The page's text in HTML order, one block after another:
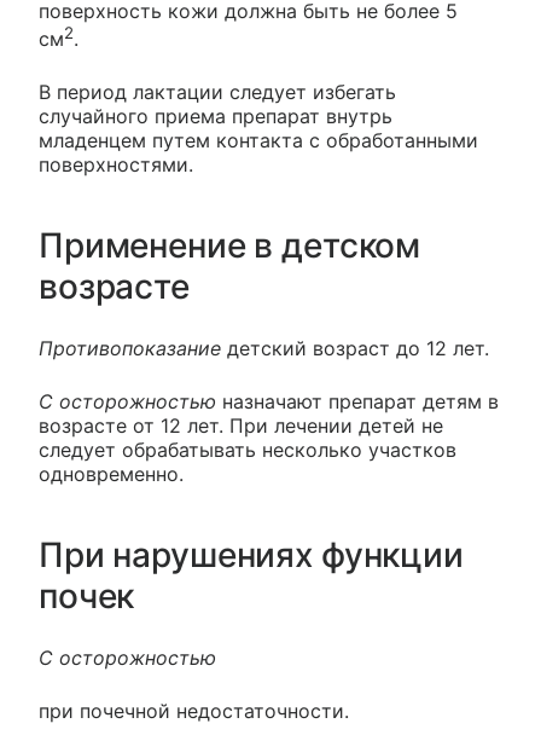
поверхность кожи должна быть не более 5
см2.
В период лактации следует избегать
случайного приема препарат внутрь
младенцем путем контакта с обработанными
поверхностями.
Применение в детском
возрасте
Противопоказание детский возраст до 12 лет.
С осторожностью назначают препарат детям в
возрасте от 12 лет. При лечении детей не
следует обрабатывать несколько участков
одновременно.
При нарушениях функции
почек
С осторожностью
при почечной недостаточности.